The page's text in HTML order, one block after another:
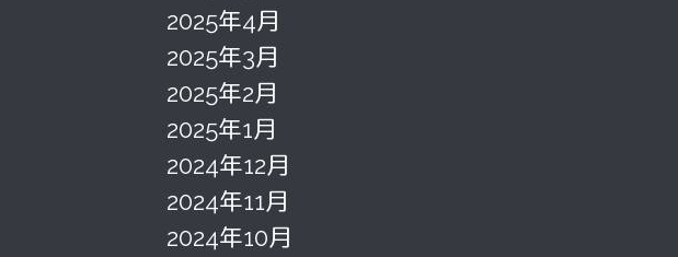
2025年4月
2025年3月
2025年2月
2025年1月
2024年12月
2024年11月
2024年10月